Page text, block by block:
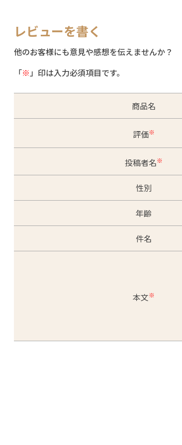
レビューを書く
他のお客様にも意見や感想を伝えませんか？
「※ 」印は入力必須項目です。
商品名
評価※
投稿者名※
性別
年齢
件名
本文※